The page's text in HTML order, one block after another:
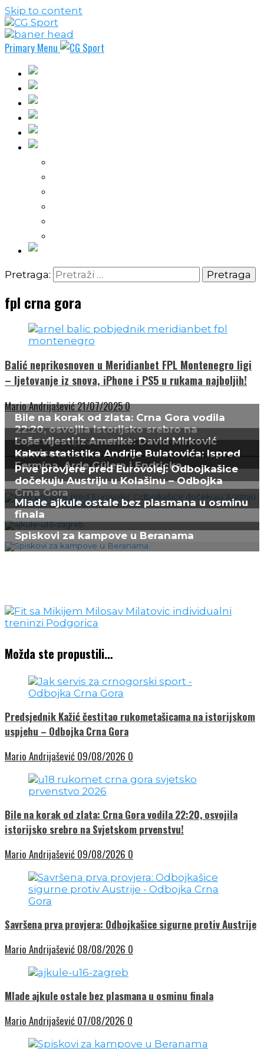
Skip to content
Primary Menu
Pretraga:
fpl crna gora
Balić neprikosnoven u Meridianbet FPL Montenegro ligi
– ljetovanje iz snova, iPhone i PS5 u rukama najboljih!
Mario Andrijašević21/07/20250
Bile na korak od zlata: Crna Gora vodila
22:20, osvojila istorijsko srebro na
Svjetskom prvenstvu!
Loše vijesti iz Amerike: David Mirković
operisan
Kakva statistika Andrije Bulatovića: Ispred
Fermína, Arde Gülera i Endricka
Prve provjere pred Eurovolej: Odbojkašice
dočekuju Austriju u Kolašinu – Odbojka
Crna Gora
Mlade ajkule ostale bez plasmana u osminu
finala
Spiskovi za kampove u Beranama
Možda ste propustili…
Predsjednik Kažić čestitao rukometašicama na istorijskom
uspjehu – Odbojka Crna Gora
Mario Andrijašević 09/08/2026 0
Bile na korak od zlata: Crna Gora vodila 22:20, osvojila
istorijsko srebro na Svjetskom prvenstvu!
Mario Andrijašević 09/08/2026 0
Savršena prva provjera: Odbojkašice sigurne protiv Austrije
Mario Andrijašević 08/08/2026 0
Mlade ajkule ostale bez plasmana u osminu finala
Mario Andrijašević 07/08/2026 0